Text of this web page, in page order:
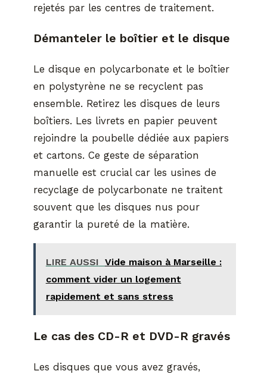
rejetés par les centres de traitement.
Démanteler le boîtier et le disque
Le disque en polycarbonate et le boîtier
en polystyrène ne se recyclent pas
ensemble. Retirez les disques de leurs
boîtiers. Les livrets en papier peuvent
rejoindre la poubelle dédiée aux papiers
et cartons. Ce geste de séparation
manuelle est crucial car les usines de
recyclage de polycarbonate ne traitent
souvent que les disques nus pour
garantir la pureté de la matière.
LIRE AUSSI Vide maison à Marseille :
comment vider un logement
rapidement et sans stress
Le cas des CD-R et DVD-R gravés
Les disques que vous avez gravés,